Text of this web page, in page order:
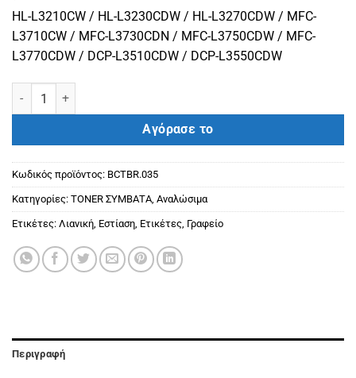
HL-L3210CW / HL-L3230CDW / HL-L3270CDW / MFC-
L3710CW / MFC-L3730CDN / MFC-L3750CDW / MFC-
L3770CDW / DCP-L3510CDW / DCP-L3550CDW
BROTHER ΣΥΜΒΑΤΟ TONER TN247 (TN243) YELLOW (2300)
Αγόρασε το
Κωδικός προϊόντος: BCTBR.035
Κατηγορίες: ΤΟΝΕR ΣΥΜΒΑΤΑ, Αναλώσιμα
Ετικέτες: Λιανική, Εστίαση, Ετικέτες, Γραφείο
Περιγραφή